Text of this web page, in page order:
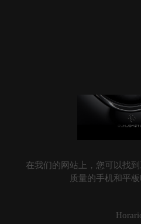
在我们的网站上，您可以找
质量的手机和平板